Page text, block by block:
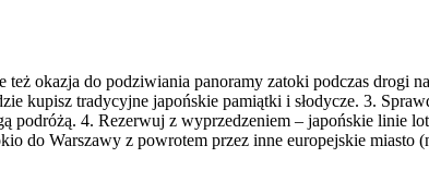
okazja do podziwiania panoramy zatoki podczas
kupisz tradycyjne japońskie pamiątki i słodycze. 3.
podróżą. 4. Rezerwuj z wyprzedzeniem – japońskie linie
do Warszawy z powrotem przez inne europejskie miasto